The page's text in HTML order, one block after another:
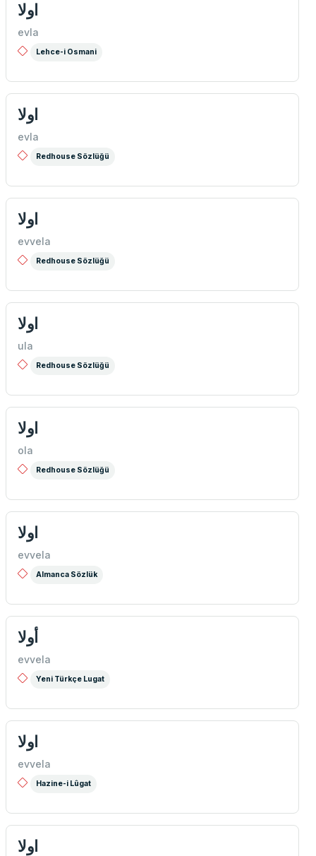
اولا
evla
Lehce-i Osmani
اولا
evla
Redhouse Sözlüğü
اولا
evvela
Redhouse Sözlüğü
اولا
ula
Redhouse Sözlüğü
اولا
ola
Redhouse Sözlüğü
اولا
evvela
Almanca Sözlük
أولا
evvela
Yeni Türkçe Lugat
اولا
evvela
Hazine-i Lûgat
اولا